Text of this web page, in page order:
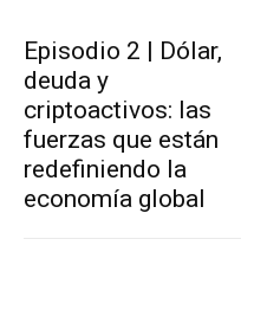
Episodio 2 | Dólar,
deuda y
criptoactivos: las
fuerzas que están
redefiniendo la
economía global